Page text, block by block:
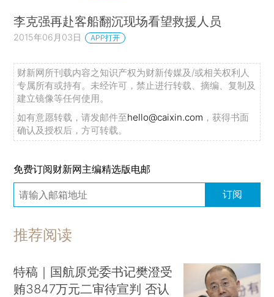
李克强再赴客船翻沉现场看望救援人员
2015年06月03日 APP打开
财新网所刊载内容之知识产权为财新传媒及/或相关权利人
专属所有或持有。未经许可，禁止进行转载、摘编、复制及
建立镜像等任何使用。
如有意愿转载，请发邮件至hello@caixin.com ，获得书面
确认及授权后，方可转载。
免费订阅财新网主编精选版电邮
订阅
推荐阅读
特稿｜国航原党委书记樊澄受
贿3847万元二审待宣判 否认